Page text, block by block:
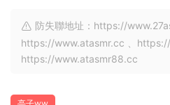
防失聯地址：https://
https://www.atasmr.cc 、
https://www.atasmr88.cc